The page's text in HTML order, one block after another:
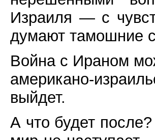
Израиля — с
думают тамошние
Война с Ираном
американо-
выйдет.
А что будет